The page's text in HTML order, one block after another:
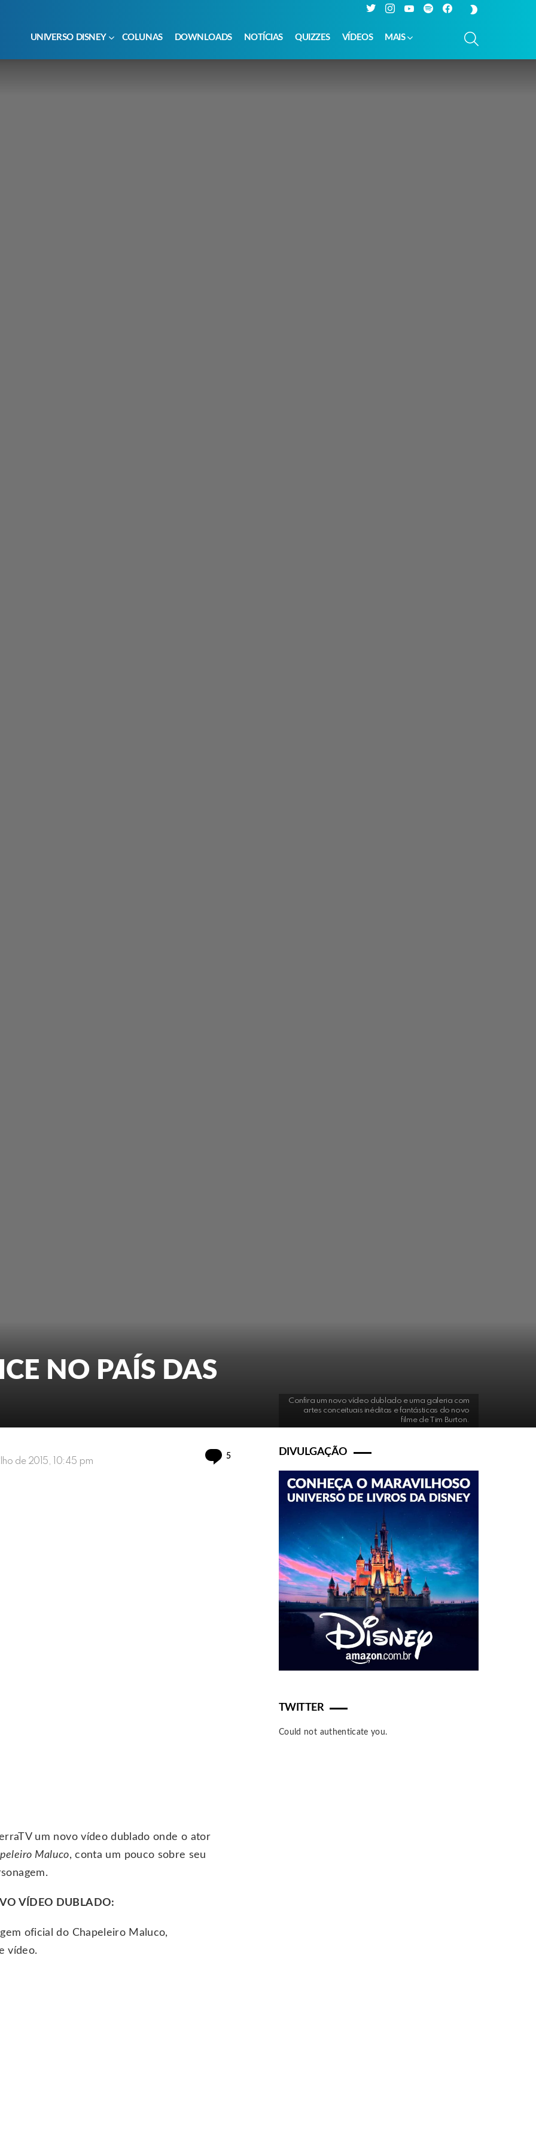
TwitterInstagramYouTubeSpotify Facebook
UNIVERSO DISNEY COLUNAS DOWNLOADS NOTÍCIAS QUIZZES VÍDEOS MAIS
NO PAÍS DAS
Confira um novo vídeo dublado e uma galeria com
artes conceituais inéditas e fantásticas do novo
filme de Tim Burton.
de 2015, 10:45 pm
5
um novo vídeo dublado onde o ator
Maluco, conta um pouco sobre seu
VÍDEO DUBLADO:
oficial do Chapeleiro Maluco,
vídeo.
DIVULGAÇÃO
TWITTER
Could not authenticate you.